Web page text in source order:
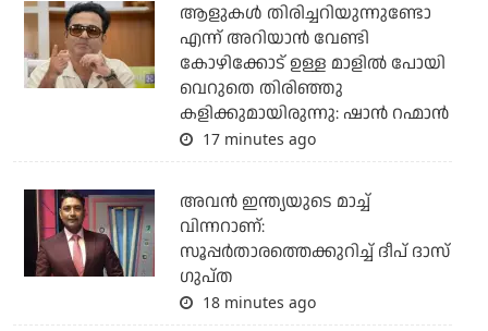
ആളുകൾ തിരിച്ചറിയുന്നുണ്ടോ
എന്ന് അറിയാൻ വേണ്ടി
കോഴിക്കോട് ഉള്ള മാളിൽ പോയി
വെറുതെ തിരിഞ്ഞു
കളിക്കുമായിരുന്നു: ഷാൻ റഹ്മാൻ
17 minutes ago
അവന്‍ ഇന്ത്യയുടെ മാച്ച്
വിന്നറാണ്:
സൂപ്പര്‍താരത്തെക്കുറിച്ച് ദീപ് ദാസ്
ഗുപ്ത
18 minutes ago